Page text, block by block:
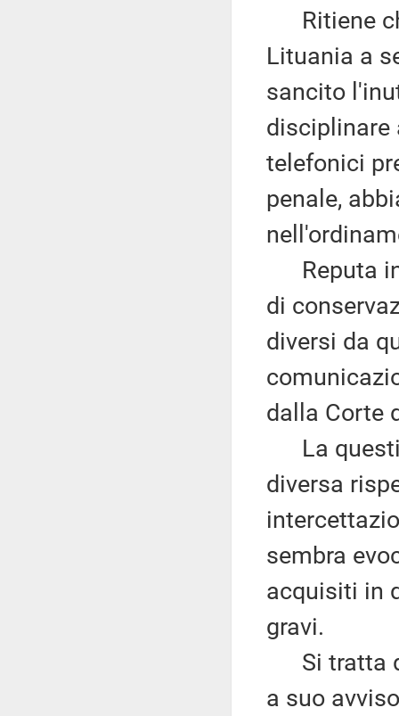
Ritiene
Lituania a
sancito
disciplinare
telefonici
penale,
Reputa
di
diversi da
dalla Corte
La
diversa
sembra
acquisiti in
gravi.
Si tratta
a suo